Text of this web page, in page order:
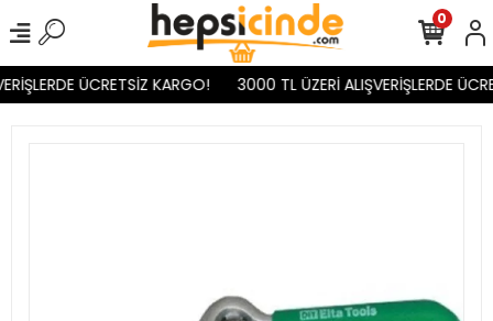
ÜCRETSİZ KARGO! 3000 TL ÜZERİ ALIŞVERİŞLERDE
0